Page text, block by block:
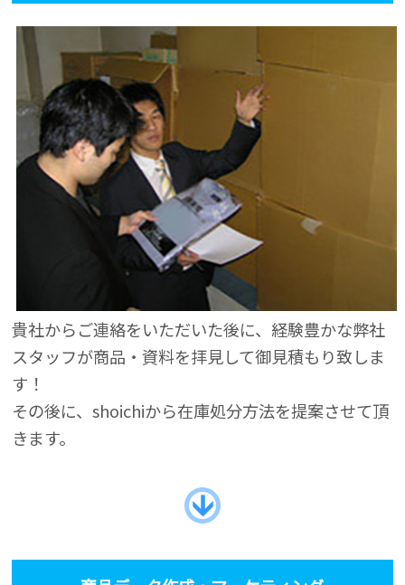
貴社からご連絡をいただいた後に、経験豊かな弊社
スタッフが商品・資料を拝見して御見積もり致しま
す！
その後に、shoichiから在庫処分方法を提案させて頂
きます。